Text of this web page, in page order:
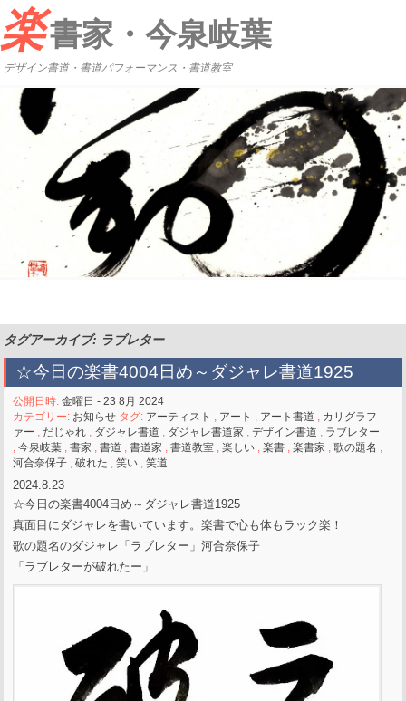
楽書家・今泉岐葉
デザイン書道・書道パフォーマンス・書道教室
タグアーカイブ: ラブレター
☆今日の楽書4004日め～ダジャレ書道1925
公開日時:金曜日 - 23 8月 2024
カテゴリー: お知らせ タグ: アーティスト , アート , アート書道 , カリグラフ
ァー , だじゃれ , ダジャレ書道 , ダジャレ書道家 ,デザイン書道 , ラブレター
,今泉岐葉 ,書家 ,書道 ,書道家 ,書道教室 ,楽しい ,楽書 ,楽書家 ,歌の題名 ,
河合奈保子 ,破れた ,笑い ,笑道
2024.8.23
☆今日の楽書4004日め～ダジャレ書道1925
真面目にダジャレを書いています。楽書で心も体もラック楽！
歌の題名のダジャレ「ラブレター」河合奈保子
「ラブレターが破れたー」